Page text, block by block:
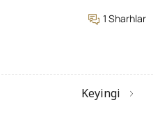
1 Sharhlar
Keyingi